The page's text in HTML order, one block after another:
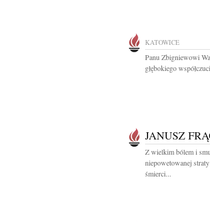
KATOWICE
Panu Zbigniewowi
głębokiego
JANUSZ
Z wielkim bólem i
niepowetowanej
śmierci...